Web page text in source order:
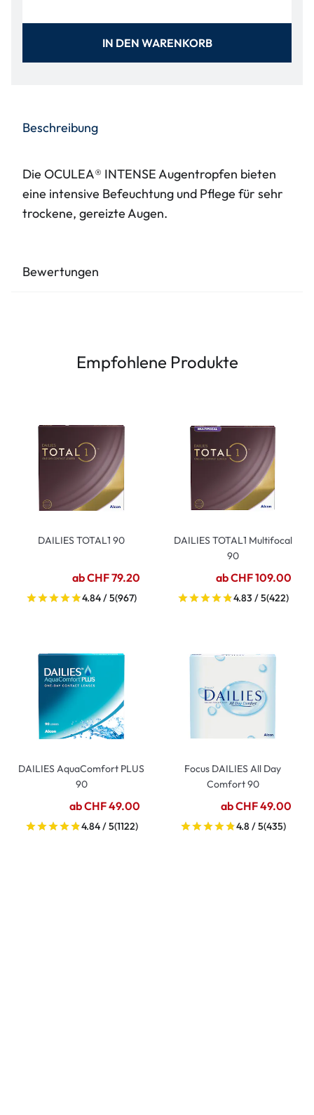
IN DEN WARENKORB
Beschreibung
Die OCULEA® INTENSE Augentropfen bieten
eine intensive Befeuchtung und Pflege für sehr
trockene, gereizte Augen.
Bewertungen
Empfohlene Produkte
DAILIES TOTAL1 90
ab CHF 79.20
4.84 / 5(967)
DAILIES TOTAL1 Multifocal
90
ab CHF 109.00
4.83 / 5(422)
DAILIES AquaComfort PLUS
90
ab CHF 49.00
4.84 / 5(1122)
Focus DAILIES All Day
Comfort 90
ab CHF 49.00
4.8 / 5(435)